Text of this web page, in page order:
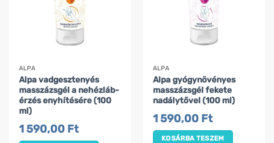
ALPA
Alpa vadgesztenyés
masszázsgél a nehézláb-
érzés enyhítésére (100
ml)
1 590,00 Ft
ALPA
Alpa gyógynövényes
masszázsgél fekete
nadálytővel (100 ml)
1 590,00 Ft
KOSÁRBA TESZEM